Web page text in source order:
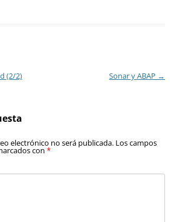
(2/2) Sonar y ABAP →
electrónico no será publicada. Los campos
con *